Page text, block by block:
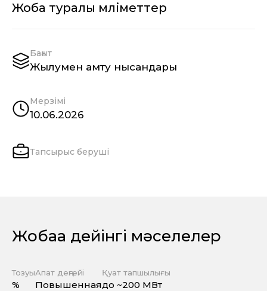
Жоба туралы мәліметтер
Бағыт
Жылумен қамту нысандары
Мерзімі
10.06.2026
Тапсырыс беруші
Жобаға дейінгі мәселелер
Тозуы
%
Апат деңгейі
Повышенная
Қуат тапшылығы
до ~200 МВт